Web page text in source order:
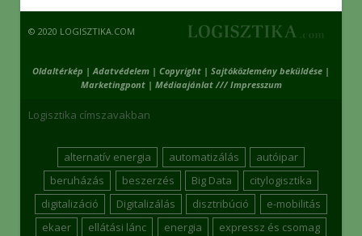
© 2020 LOGISZTIKA.COM
Oldaltérkép |Adatvédelem | Copyright | Sajtóközlemény beküldése |
Marketingpont| Médiaajánlat /// Impresszum
Logisztika címszavakban
alternatív energia automatizálás
autóipar
beruházás
beszerzés Big Data
citylogisztika
digitalizáció
Digitalizálás disztribúció
e-mobilitás
ekaer
ellátási lánc energia
expressz és csomag